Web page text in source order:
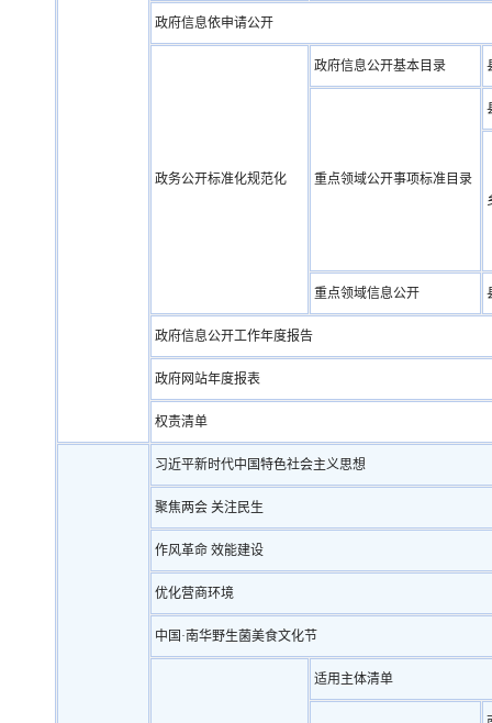
政府信息依申请公开
政务公开标准化规范化
政府信息公开基本目录
重点领域公开事项标准目录
重点领域信息公开
政府信息公开工作年度报告
政府网站年度报表
权责清单
习近平新时代中国特色社会主义思想
聚焦两会 关注民生
作风革命 效能建设
优化营商环境
中国·南华野生菌美食文化节
适用主体清单